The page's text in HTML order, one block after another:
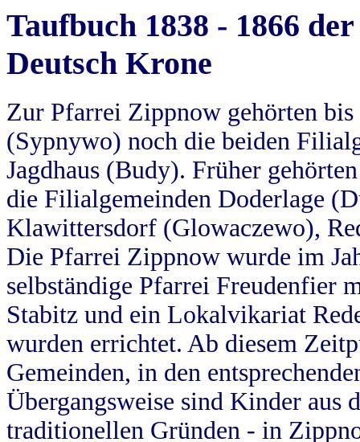
Taufbuch 1838 - 1866
Deutsch Krone
Zur Pfarrei Zippnow gehörten
(Sypnywo) noch die beiden
Jagdhaus (Budy). Früher
die Filialgemeinden Doderlage
Klawittersdorf (Glowaczewo),
Die Pfarrei Zippnow wurde im
selbständige Pfarrei Freudenfier
Stabitz und ein Lokalvikariat
wurden errichtet. Ab diesem
Gemeinden, in den
Übergangsweise sind Kinder aus
traditionellen Gründen - in